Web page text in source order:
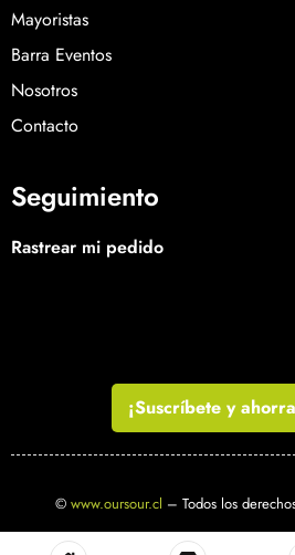
Mayoristas
Barra Eventos
Nosotros
Contacto
Seguimiento
Rastrear mi pedido
¡Suscríbete y
© www.oursour.cl – Todos los